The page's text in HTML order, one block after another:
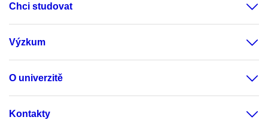
Chci studovat
Výzkum
O univerzitě
Kontakty